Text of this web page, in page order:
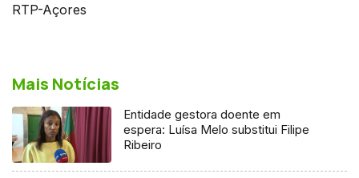
RTP-Açores
Mais Notícias
Entidade gestora doente em
espera: Luísa Melo substitui Filipe
Ribeiro